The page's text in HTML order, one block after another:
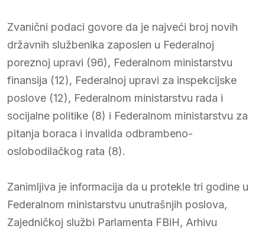
Zvanični podaci govore da je najveći broj novih
državnih službenika zaposlen u Federalnoj
poreznoj upravi (96), Federalnom ministarstvu
finansija (12), Federalnoj upravi za inspekcijske
poslove (12), Federalnom ministarstvu rada i
socijalne politike (8) i Federalnom ministarstvu za
pitanja boraca i invalida odbrambeno-
oslobodilačkog rata (8).
Zanimljiva je informacija da u protekle tri godine u
Federalnom ministarstvu unutrašnjih poslova,
Zajedničkoj službi Parlamenta FBiH, Arhivu